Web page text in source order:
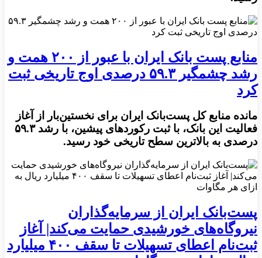
منابع پست بانک ایران با عبور از ۲۰۰ همت و
رشد چشمگیر ۵۹.۳ درصدی اوج تاریخی ثبت
کرد
مانده منابع کل پست‌بانک ایران برای نخستین‌بار از آغاز
فعالیت این بانک، با ثبت رکوردهای پیشین، با رشد ۵۹.۳
درصدی به بالاترین سطح تاریخی خود رسید.
پست‌بانک ایران از سرمایه‌گذاران
نیروگاه‌های خورشیدی حمایت می‌کند| آغاز
ثبت‌نام اعطای تسهیلات تا سقف ۴۰۰ میلیارد